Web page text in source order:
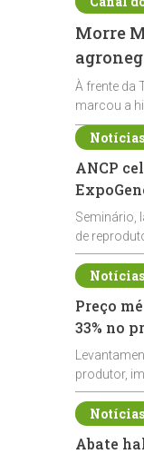
Morre
À frente da
marcou a
ANCP
Seminário,
de
durante a
Preço
33% no
produtor,
de leite cru
Abate